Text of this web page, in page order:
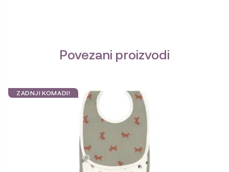
Povezani proizvodi
ZADNJI KOMADI!